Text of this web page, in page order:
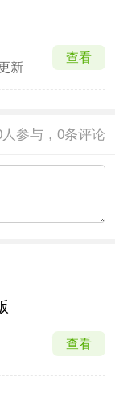
新
查看
人参与，0条评论
查看